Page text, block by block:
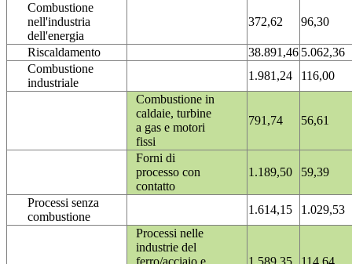
Combustione
nell'industria
dell'energia
372,62 96,30
Riscaldamento 38.891,46 5.062,36
Combustione
industriale
1.981,24
116,00
Combustione in
caldaie, turbine
a gas e motori
fissi
791,74 56,61
Forni di
processo con
contatto
1.189,50 59,39
Processi senza
combustione
1.614,15
1.029,53
Processi nelle
industrie del